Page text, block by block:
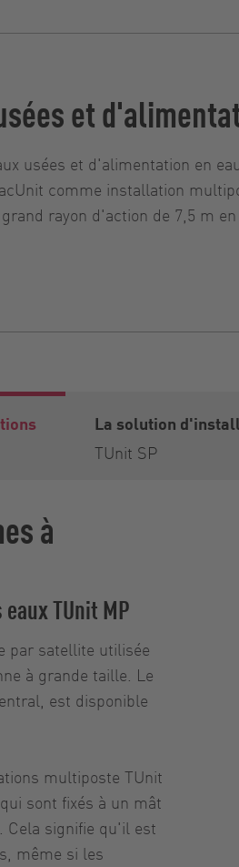
et
usées et d'alimentation en
comme installation
rayon d'action de 7,5 m
La solution
TUnit SP
à
TUnit MP
par satellite utilisée
à grande taille. Le
est disponible
multiposte TUnit
sont fixés à un mât
Cela signifie qu'il est
même si les